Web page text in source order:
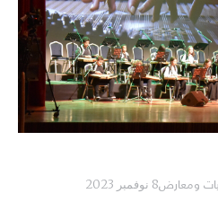
2019T
ومعارض8 نوفمبر 2023